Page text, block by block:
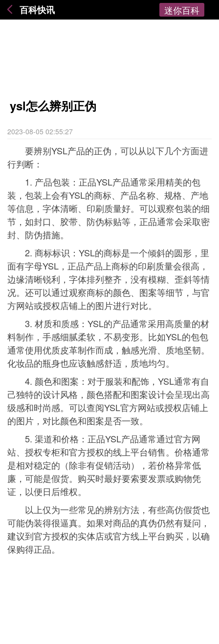
百科快讯 迷你百科
ysl怎么辨别正伪
2023-08-05 02:55:27
要辨别YSL产品的正伪，可以从以下几个方面进
行判断：
1. 产品包装：正品YSL产品通常采用精美的包
装，包装上会有YSL的商标、产品名称、规格、产地
等信息，字体清晰、印刷质量好。可以观察包装的细
节，如封口、胶带、防伪标贴等，正品通常会采取密
封、防伪措施。
2. 商标标识：YSL的商标是一个倾斜的圆形，里
面有字母YSL，正品产品上商标的印刷质量会很高，
边缘清晰锐利，字体排列整齐，没有模糊、歪斜等情
况。还可以通过观察商标的颜色、图案等细节，与官
方网站或授权店铺上的图片进行对比。
3. 材质和质感：YSL的产品通常采用高质量的材
料制作，手感细腻柔软，不易变形。比如YSL的包包
通常使用优质皮革制作而成，触感光滑、质地坚韧。
化妆品的瓶身也应该触感舒适，质地均匀。
4. 颜色和图案：对于服装和配饰，YSL通常有自
己独特的设计风格，颜色搭配和图案设计会呈现出高
级感和时尚感。可以查阅YSL官方网站或授权店铺上
的图片，对比颜色和图案是否一致。
5. 渠道和价格：正品YSL产品通常通过官方网
站、授权专柜和官方授权的线上平台销售。价格通常
是相对稳定的（除非有促销活动），若价格异常低
廉，可能是假货。购买时最好要索要发票或购物凭
证，以便日后维权。
以上仅为一些常见的辨别方法，有些高仿假货也
可能伪装得很逼真。如果对商品的真伪仍然有疑问，
建议到官方授权的实体店或官方线上平台购买，以确
保购得正品。